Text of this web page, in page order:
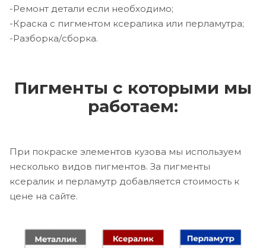
-Ремонт детали если необходимо;
-Краска с пигментом ксералика или перламутра;
-Разборка/сборка.
Пигменты с которыми мы
работаем:
При покраске элементов кузова мы используем
несколько видов пигментов. За пигменты
ксералик и перламутр добавляется стоимость к
цене на сайте.